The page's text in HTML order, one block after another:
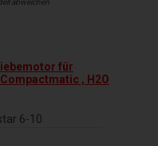
abweichen
für
, H2O
6-10